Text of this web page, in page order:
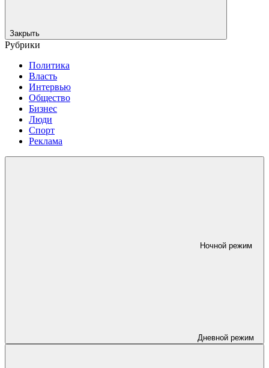
Закрыть
Рубрики
Политика
Власть
Интервью
Общество
Бизнес
Люди
Спорт
Реклама
Ночной режим
Дневной режим